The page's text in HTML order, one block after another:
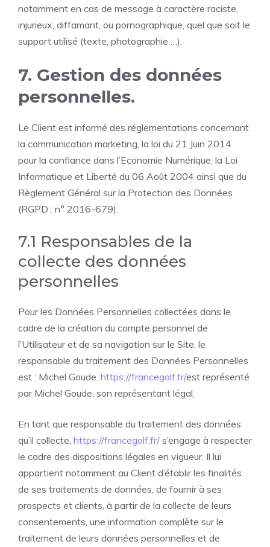
notamment en cas de message à caractère raciste,
injurieux, diffamant, ou pornographique, quel que soit le
support utilisé (texte, photographie …).
7. Gestion des données
personnelles.
Le Client est informé des réglementations concernant
la communication marketing, la loi du 21 Juin 2014
pour la confiance dans l’Economie Numérique, la Loi
Informatique et Liberté du 06 Août 2004 ainsi que du
Règlement Général sur la Protection des Données
(RGPD : n° 2016-679).
7.1 Responsables de la
collecte des données
personnelles
Pour les Données Personnelles collectées dans le
cadre de la création du compte personnel de
l’Utilisateur et de sa navigation sur le Site, le
responsable du traitement des Données Personnelles
est : Michel Goude. https://francegolf.fr/est représenté
par Michel Goude, son représentant légal.
En tant que responsable du traitement des données
qu’il collecte, https://francegolf.fr/ s’engage à respecter
le cadre des dispositions légales en vigueur. Il lui
appartient notamment au Client d’établir les finalités
de ses traitements de données, de fournir à ses
prospects et clients, à partir de la collecte de leurs
consentements, une information complète sur le
traitement de leurs données personnelles et de